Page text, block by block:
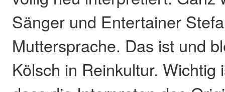
Sänger und Entertainer
Muttersprache. Das ist und
Kölsch in Reinkultur. Wichtig